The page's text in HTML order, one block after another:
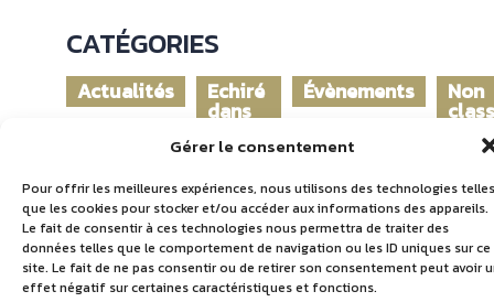
Gérer le consentement
Pour offrir les meilleures expériences, nous utilisons des technologies telles
que les cookies pour stocker et/ou accéder aux informations des appareils.
Le fait de consentir à ces technologies nous permettra de traiter des
données telles que le comportement de navigation ou les ID uniques sur ce
site. Le fait de ne pas consentir ou de retirer son consentement peut avoir
effet négatif sur certaines caractéristiques et fonctions.
CATÉGORIES
Actualités Echiré
dans
monde
Évènements Non